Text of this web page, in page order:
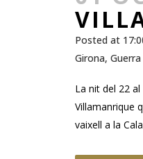
Posted at
Girona, Guerra
La nit del 22
Villamanrique
vaixell a la